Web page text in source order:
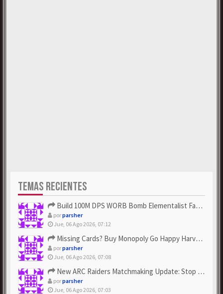
TEMAS RECIENTES
Build 100M DPS WORB Bomb Elementalist Fast - Grab POE Curren...
porparsher
Jue, 06 Ago 2026, 07:12
Missing Cards? Buy Monopoly Go Happy Harvest with Looney Tun...
porparsher
Jue, 06 Ago 2026, 07:08
New ARC Raiders Matchmaking Update: Stop Failed - Grab Bluep...
porparsher
Jue, 06 Ago 2026, 07:03